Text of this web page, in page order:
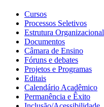
Cursos
Processos Seletivos
Estrutura Organizacional
Documentos
Câmara de Ensino
Fóruns e debates
Projetos e Programas
Editais
Calendário Acadêmico
Permanência e Êxito